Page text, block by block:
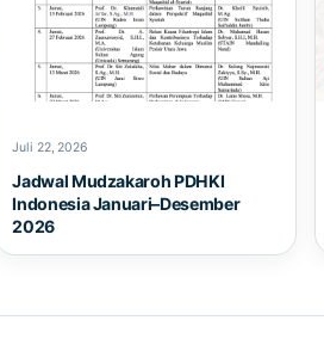
Juli 22, 2026
Jadwal Mudzakaroh PDHKI
Indonesia Januari–Desember
2026